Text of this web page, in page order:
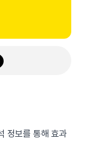
정보를 통해 효과